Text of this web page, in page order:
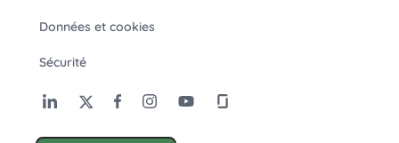
Données et cookies
Sécurité